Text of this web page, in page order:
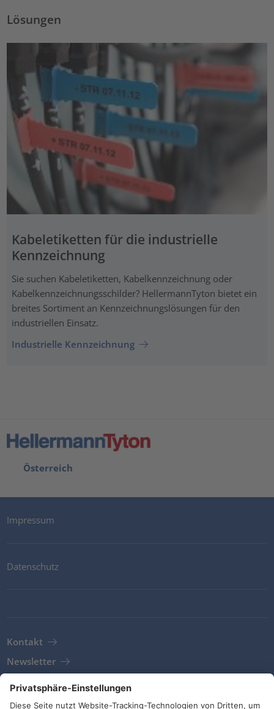
Lösungen
Kabeletiketten für die industrielle
Kennzeichnung
Sie suchen Kabeletiketten, Kabelkennzeichnung oder
Kabelkennzeichnungsschilder? HellermannTyton bietet ein
breites Sortiment an Kennzeichnungslösungen für den
industriellen Einsatz.
Industrielle Kennzeichnung
Österreich
Impressum
Datenschutz
Kontakt
Newsletter